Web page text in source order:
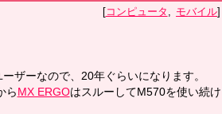
コンピュータ モバイル
ザーなので、20年ぐらいになります。
らMX ERGOはスルーしてM570を使い続け